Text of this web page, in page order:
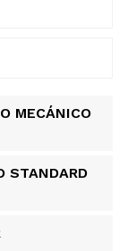
MECÁNICO
STANDARD